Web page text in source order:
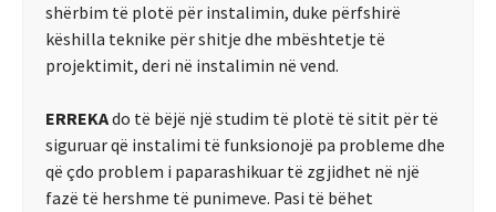
shërbim të plotë për instalimin, duke përfshirë
këshilla teknike për shitje dhe mbështetje të
projektimit, deri në instalimin në vend.
ERREKAdo të bëjë një studim të plotë të sitit për të
siguruar që instalimi të funksionojë pa probleme dhe
që çdo problem i paparashikuar të zgjidhet në një
fazë të hershme të punimeve. Pasi të bëhet